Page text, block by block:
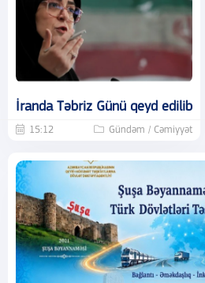
İranda Təbriz Günü qeyd edilib
15:12 Gündəm / Cəmiyyət